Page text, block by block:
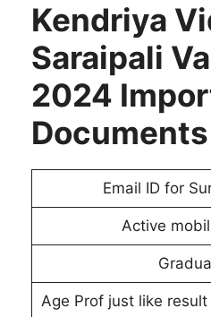
Kendriya
Saraipali
2024
Documents
Email ID for
Active
Age Prof just like